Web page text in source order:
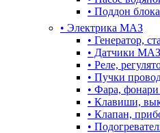
• Поддон
• Электрика МАЗ
• Генератор,
• Датчики МАЗ
• Реле,
• Пучки
• Фара,
• Клавиши,
• Клапан,
•